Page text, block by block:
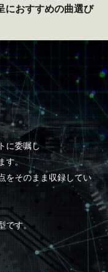
におすすめの曲選び
に委嘱し
す。
をそのまま収録してい
です。